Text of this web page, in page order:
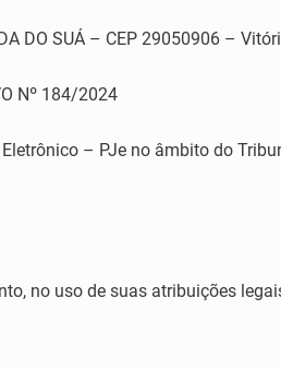
DO SUÁ – CEP 29050906 –
Nº 184/2024
– PJe no âmbito do
no uso de suas atribuições